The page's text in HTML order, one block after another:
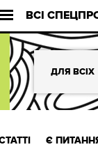
ВСІ
ДЛЯ ВСІХ
Є